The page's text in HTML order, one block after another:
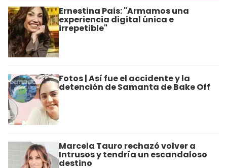
Ernestina Pais: "Armamos una
experiencia digital única e
irrepetible"
Fotos | Así fue el accidente y la
detención de Samanta de Bake Off
Marcela Tauro rechazó volver a
Intrusos y tendría un escandaloso
destino